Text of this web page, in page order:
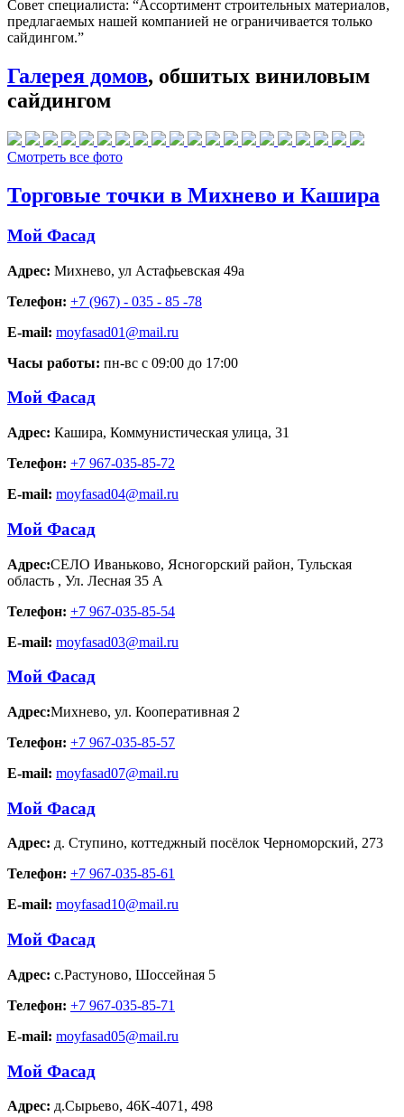
Совет специалиста: “Ассортимент строительных материалов,
предлагаемых нашей компанией не ограничивается только
сайдингом.”
Галерея домов, обшитых виниловым
сайдингом
Смотреть все фото
Торговые точки в Михнево и Кашира
Мой Фасад
Адрес: Михнево, ул Астафьевская 49а
Телефон: +7 (967) - 035 - 85 -78
E-mail: moyfasad01@mail.ru
Часы работы: пн-вс с 09:00 до 17:00
Мой Фасад
Адрес: Кашира, Коммунистическая улица, 31
Телефон: +7 967-035-85-72
E-mail: moyfasad04@mail.ru
Мой Фасад
Адрес:СЕЛО Иваньково, Ясногорский район, Тульская
область , Ул. Лесная 35 А
Телефон: +7 967-035-85-54
E-mail: moyfasad03@mail.ru
Мой Фасад
Адрес:Михнево, ул. Кооперативная 2
Телефон: +7 967-035-85-57
E-mail: moyfasad07@mail.ru
Мой Фасад
Адрес: д. Ступино, коттеджный посёлок Черноморский, 273
Телефон: +7 967-035-85-61
E-mail: moyfasad10@mail.ru
Мой Фасад
Адрес: с.Растуново, Шоссейная 5
Телефон: +7 967-035-85-71
E-mail: moyfasad05@mail.ru
Мой Фасад
Адрес: д.Сырьево, 46К-4071, 498